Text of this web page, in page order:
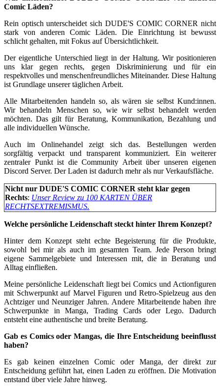
Comic Läden?
Rein optisch unterscheidet sich DUDE'S COMIC CORNER nicht
stark von anderen Comic Läden. Die Einrichtung ist bewusst
schlicht gehalten, mit Fokus auf Übersichtlichkeit.
Der eigentliche Unterschied liegt in der Haltung. Wir positionieren
uns klar gegen rechts, gegen Diskriminierung und für ein
respektvolles und menschenfreundliches Miteinander. Diese Haltung
ist Grundlage unserer täglichen Arbeit.
Alle Mitarbeitenden handeln so, als wären sie selbst Kund:innen.
Wir behandeln Menschen so, wie wir selbst behandelt werden
möchten. Das gilt für Beratung, Kommunikation, Bezahlung und
alle individuellen Wünsche.
Auch im Onlinehandel zeigt sich das. Bestellungen werden
sorgfältig verpackt und transparent kommuniziert. Ein weiterer
zentraler Punkt ist die Community Arbeit über unseren eigenen
Discord Server. Der Laden ist dadurch mehr als nur Verkaufsfläche.
Nicht nur DUDE'S COMIC CORNER steht klar gegen
Rechts: Unser Review zu 100 KARTEN ÜBER
RECHTSEXTREMISMUS.
Welche persönliche Leidenschaft steckt hinter Ihrem Konzept?
Hinter dem Konzept steht echte Begeisterung für die Produkte,
sowohl bei mir als auch im gesamten Team. Jede Person bringt
eigene Sammelgebiete und Interessen mit, die in Beratung und
Alltag einfließen.
Meine persönliche Leidenschaft liegt bei Comics und Actionfiguren
mit Schwerpunkt auf Marvel Figuren und Retro-Spielzeug aus den
Achtziger und Neunziger Jahren. Andere Mitarbeitende haben ihre
Schwerpunkte in Manga, Trading Cards oder Lego. Dadurch
entsteht eine authentische und breite Beratung.
Gab es Comics oder Mangas, die Ihre Entscheidung beeinflusst
haben?
Es gab keinen einzelnen Comic oder Manga, der direkt zur
Entscheidung geführt hat, einen Laden zu eröffnen. Die Motivation
entstand über viele Jahre hinweg.